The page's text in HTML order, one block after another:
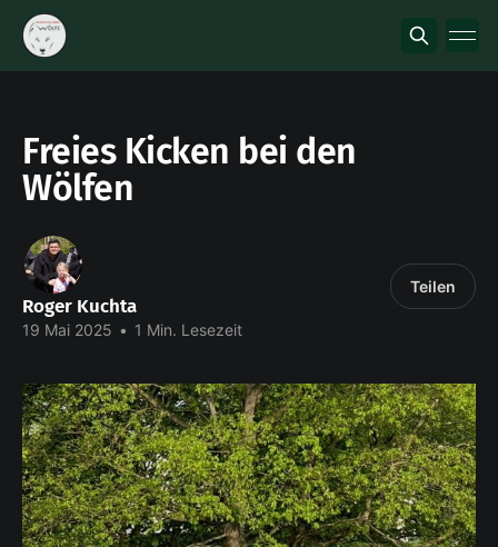
Freies Kicken bei den
Wölfen
Roger Kuchta
19 Mai 2025 • 1 Min. Lesezeit
Teilen